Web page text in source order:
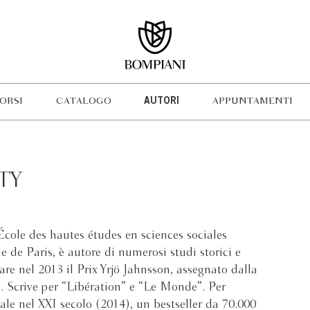
CATALOGO AUTORI APPUNTAMENTI
des hautes études en sciences sociales
de Paris, è autore di numerosi studi storici e
nel 2013 il Prix Yrjö Jahnsson, assegnato dalla
per “Libération” e “Le Monde”. Per
nel XXI secolo (2014), un bestseller da 70.000